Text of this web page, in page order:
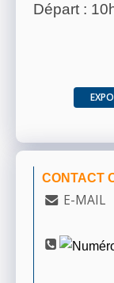
Départ :
CONTACT
E-MAIL